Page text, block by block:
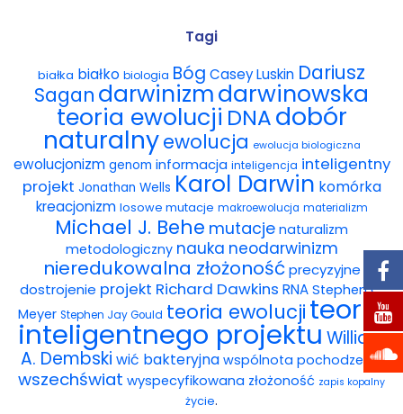
Wybór tekstów
Dla autorów
Darmowy ebook
Księgarnia
FAQ
Spis tekstów
Filmy
Konferencje, webinaria i debaty
Wywiady i wykłady
Tagi
białka białko biologia Bóg Casey Luskin Dariusz
Sagan darwinizmdarwinowska
teoria ewolucji DNAdobór
naturalnyewolucja ewolucja biologiczna
ewolucjonizm genom informacja inteligencja inteligentny
projekt Jonathan Wells Karol Darwin komórka
kreacjonizm losowe mutacje makroewolucja materializm
Michael J. Behe mutacje naturalizm
metodologiczny nauka neodarwinizm
nieredukowalna złożoność precyzyjne
dostrojenie projekt Richard Dawkins RNA Stephen C.
Meyer Stephen Jay Gould teoria ewolucji teoria
inteligentnego projektu William
A. Dembski wić bakteryjna wspólnota pochodzenia
wszechświat wyspecyfikowana złożoność zapis kopalny
życie.